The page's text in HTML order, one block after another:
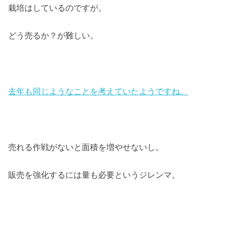
栽培はしているのですが。
どう売るか？が難しい。
去年も同じようなことを考えていたようですね。
売れる作戦がないと面積を増やせないし。
販売を強化するには量も必要というジレンマ。